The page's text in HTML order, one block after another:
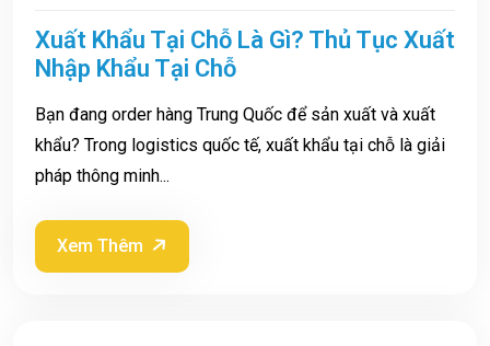
Xuất Khẩu Tại Chỗ Là Gì? Thủ Tục Xuất
Nhập Khẩu Tại Chỗ
Bạn đang order hàng Trung Quốc để sản xuất và xuất
khẩu? Trong logistics quốc tế, xuất khẩu tại chỗ là giải
pháp thông minh...
Xem Thêm